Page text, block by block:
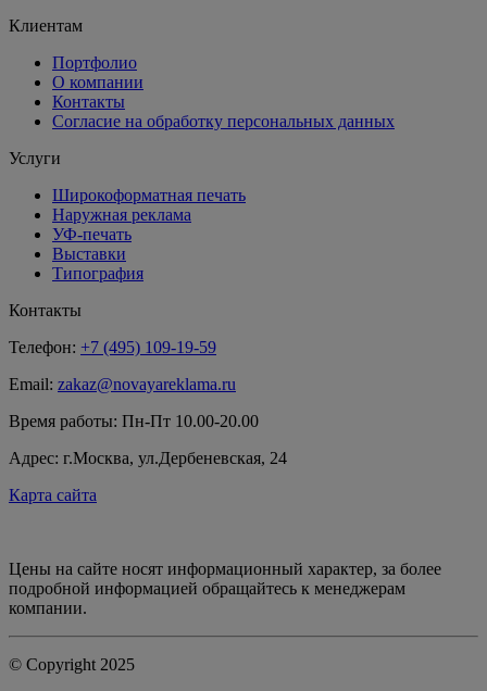
Клиентам
Портфолио
О компании
Контакты
Согласие на обработку персональных данных
Услуги
Широкоформатная печать
Наружная реклама
УФ-печать
Выставки
Типография
Контакты
Телефон: +7 (495) 109-19-59
Email: zakaz@novayareklama.ru
Время работы: Пн-Пт 10.00-20.00
Адрес: г.Москва, ул.Дербеневская, 24
Карта сайта
Цены на сайте носят информационный характер, за более
подробной информацией обращайтесь к менеджерам
компании.
© Copyright 2025